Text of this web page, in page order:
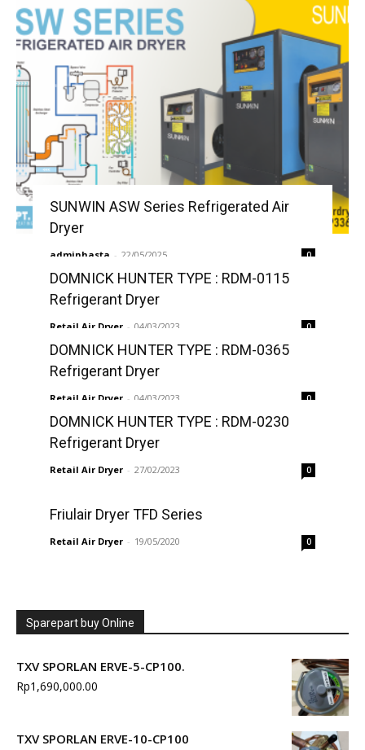
SUNWIN ASW Series Refrigerated Air
Dryer
adminhasta - 22/05/2025 0
DOMNICK HUNTER TYPE : RDM-0115
Refrigerant Dryer
Retail Air Dryer - 04/03/2023 0
DOMNICK HUNTER TYPE : RDM-0365
Refrigerant Dryer
Retail Air Dryer - 04/03/2023 0
DOMNICK HUNTER TYPE : RDM-0230
Refrigerant Dryer
Retail Air Dryer - 27/02/2023 0
Friulair Dryer TFD Series
Retail Air Dryer - 19/05/2020 0
Sparepart buy Online
TXV SPORLAN ERVE-5-CP100.
Rp1,690,000.00
TXV SPORLAN ERVE-10-CP100